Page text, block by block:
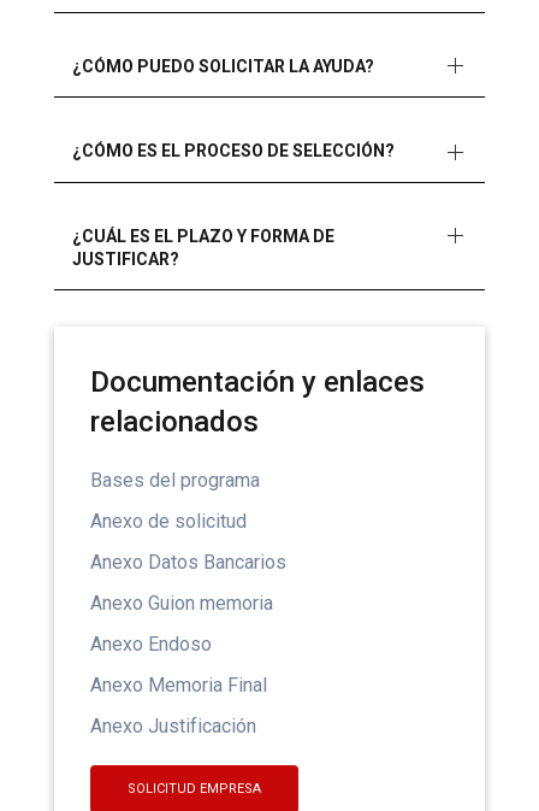
¿CÓMO PUEDO SOLICITAR LA AYUDA?
¿CÓMO ES EL PROCESO DE SELECCIÓN?
¿CUÁL ES EL PLAZO Y FORMA DE
JUSTIFICAR?
Documentación y enlaces
relacionados
Bases del programa
Anexo de solicitud
Anexo Datos Bancarios
Anexo Guion memoria
Anexo Endoso
Anexo Memoria Final
Anexo Justificación
SOLICITUD EMPRESA